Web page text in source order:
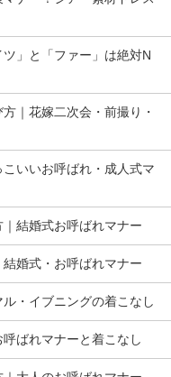
ツ」と「ファー」は絶対N
｜花嫁二次会・前撮り・
いいお呼ばれ・成人式マ
結婚式お呼ばれマナー
婚式・お呼ばれマナー
・イブニングの着こなし
ばれマナーと着こなし